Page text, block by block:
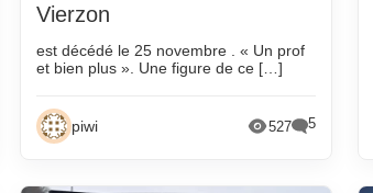
Vierzon
est décédé le 25 novembre . « Un prof
et bien plus ». Une figure de ce […]
piwi 527 5